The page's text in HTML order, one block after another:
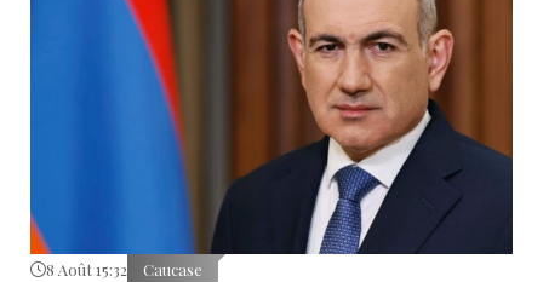
8 Août 15:32 Caucase